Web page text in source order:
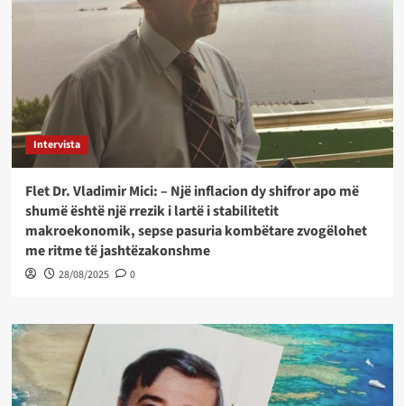
Intervista
Flet Dr. Vladimir Mici: – Një inflacion dy shifror apo më
shumë është një rrezik i lartë i stabilitetit
makroekonomik, sepse pasuria kombëtare zvogëlohet
me ritme të jashtëzakonshme
28/08/2025 0